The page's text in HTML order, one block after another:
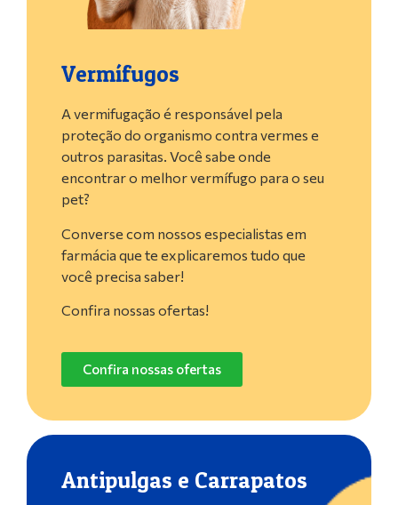
Vermífugos
A vermifugação é responsável pela
proteção do organismo contra vermes e
outros parasitas. Você sabe onde
encontrar o melhor vermífugo para o seu
pet?
Converse com nossos especialistas em
farmácia que te explicaremos tudo que
você precisa saber!
Confira nossas ofertas!
Confira nossas ofertas
Antipulgas e Carrapatos